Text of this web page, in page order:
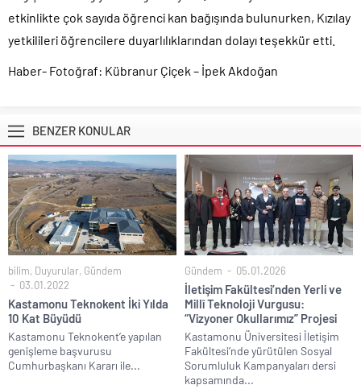
etkinlikte çok sayıda öğrenci kan bağışında bulunurken, Kızılay
yetkilileri öğrencilere duyarlılıklarından dolayı teşekkür etti.
Haber- Fotoğraf: Kübranur Çiçek – İpek Akdoğan
BENZER KONULAR
bilim, Duyurular, Gündem
03.01.2022
Kastamonu Teknokent İki Yılda
10 Kat Büyüdü
Kastamonu Teknokent’e yapılan
genişleme başvurusu
Cumhurbaşkanı Kararı ile...
Gündem 05.01.2026
İletişim Fakültesi’nden Yerli ve
Millî Teknoloji Vurgusu:
“Vizyoner Okullarımız” Projesi
Kastamonu Üniversitesi İletişim
Fakültesi’nde yürütülen Sosyal
Sorumluluk Kampanyaları dersi
kapsamında...